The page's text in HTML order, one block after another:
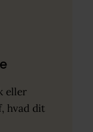
eller
hvad dit